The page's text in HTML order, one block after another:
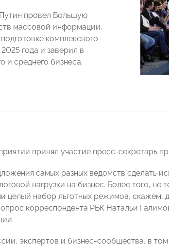
провел Большую
массовой информации,
комплексного
года и заверил в
и среднего бизнеса.
принял участие пресс-секретарь
самых разных ведомств сделать
нагрузки на бизнес. Более того, не
целый набор льготных режимов, скажем,
корреспондента РБК Натальи
экспертов и бизнес-сообщества, в